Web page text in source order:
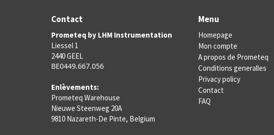
Menu
Homepage
Mon compte
A propos de Prometeq
Conditions generalles
Privacy policy
Contact
FAQ
Contact
Prometeq by LHM Instrumentation
Liessel 1
2440 GEEL
BE0449.667.056
Enlèvements:
Prometeq Warehouse
Nieuwe Steenweg 20A
9810 Nazareth-De Pinte, Belgium